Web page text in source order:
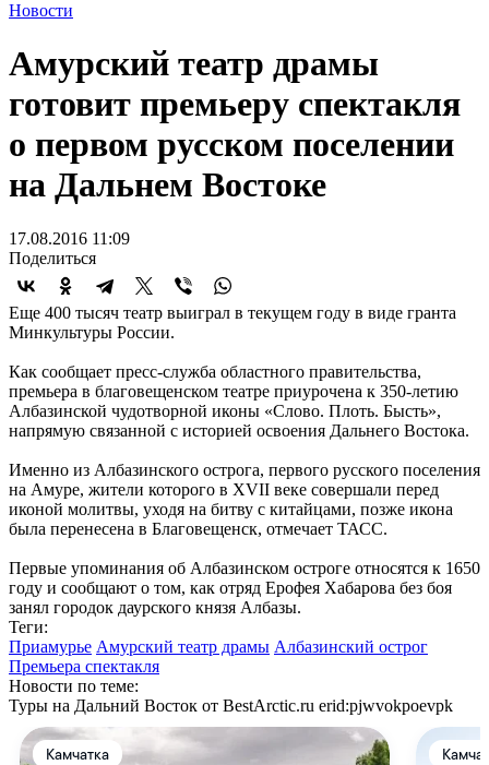
Новости
Амурский театр драмы
готовит премьеру спектакля
о первом русском поселении
на Дальнем Востоке
17.08.2016 11:09
Поделиться
Еще 400 тысяч театр выиграл в текущем году в виде гранта
Минкультуры России.
Как сообщает пресс-служба областного правительства,
премьера в благовещенском театре приурочена к 350-летию
Албазинской чудотворной иконы «Слово. Плоть. Бысть»,
напрямую связанной с историей освоения Дальнего Востока.
Именно из Албазинского острога, первого русского поселения
на Амуре, жители которого в XVII веке совершали перед
иконой молитвы, уходя на битву с китайцами, позже икона
была перенесена в Благовещенск, отмечает ТАСС.
Первые упоминания об Албазинском остроге относятся к 1650
году и сообщают о том, как отряд Ерофея Хабарова без боя
занял городок даурского князя Албазы.
Теги:
Приамурье Амурский театр драмы Албазинский острог
Премьера спектакля
Новости по теме:
Туры на Дальний Восток от BestArctic.ru erid:pjwvokpoevpk